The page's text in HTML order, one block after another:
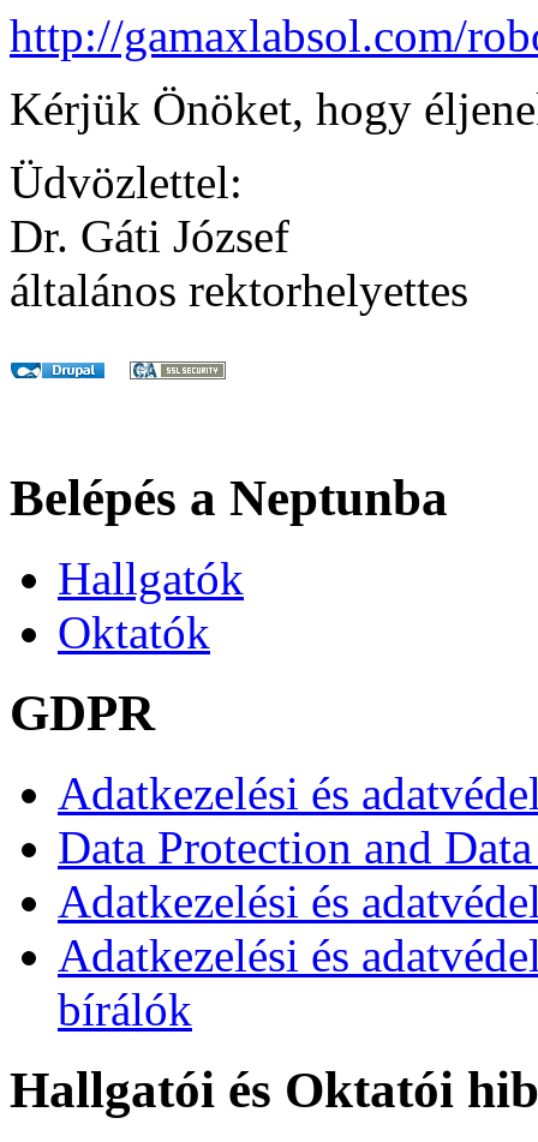
http://gamaxlabsol.com/
Kérjük Önöket, hogy
Üdvözlettel:
Dr. Gáti József
általános rektorhelyettes
Belépés a Neptunba
Hallgatók
Oktatók
GDPR
Adatkezelési és
Data Protection and
Adatkezelési és
Adatkezelési és
bírálók
Hallgatói és Oktatói